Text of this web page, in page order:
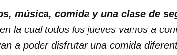
música, comida y una clase de
en la cual todos los jueves vamos a
a poder disfrutar una comida